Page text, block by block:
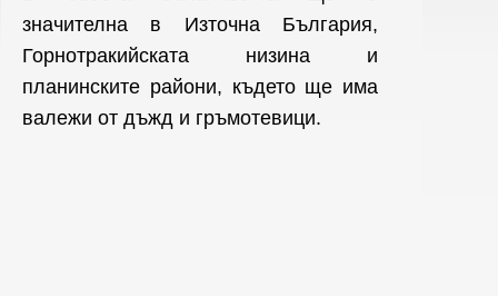
значителна в Източна България,
Горнотракийската низина и
планинските райони, където ще има
валежи от дъжд и гръмотевици.